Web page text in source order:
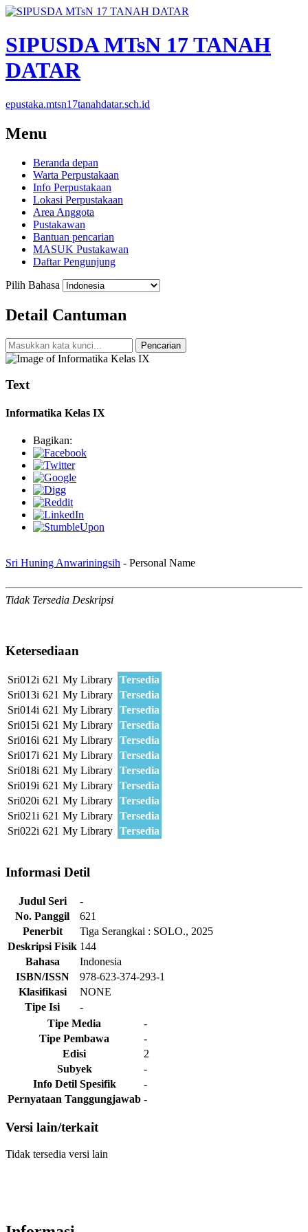
SIPUSDA MTsN 17 TANAH
DATAR
epustaka.mtsn17tanahdatar.sch.id
Menu
Beranda depan
Warta Perpustakaan
Info Perpustakaan
Lokasi Perpustakaan
Area Anggota
Pustakawan
Bantuan pencarian
MASUK Pustakawan
Daftar Pengunjung
Pilih Bahasa
Detail Cantuman
Pencarian
Text
Informatika Kelas IX
Bagikan:
Sri Huning Anwariningsih - Personal Name
Tidak Tersedia Deskripsi
Ketersediaan
Sri012i 621 My Library Tersedia
Sri013i 621 My Library Tersedia
Sri014i 621 My Library Tersedia
Sri015i 621 My Library Tersedia
Sri016i 621 My Library Tersedia
Sri017i 621 My Library Tersedia
Sri018i 621 My Library Tersedia
Sri019i 621 My Library Tersedia
Sri020i 621 My Library Tersedia
Sri021i 621 My Library Tersedia
Sri022i 621 My Library Tersedia
Informasi Detil
Judul Seri
-
No. Panggil
621
Penerbit
Tiga Serangkai : SOLO., 2025
Deskripsi Fisik 144
Bahasa
Indonesia
ISBN/ISSN
978-623-374-293-1
Klasifikasi
NONE
Tipe Isi
-
Tipe Media
-
Tipe Pembawa
-
Edisi
2
Subyek
-
Info Detil Spesifik
-
Pernyataan Tanggungjawab -
Versi lain/terkait
Tidak tersedia versi lain